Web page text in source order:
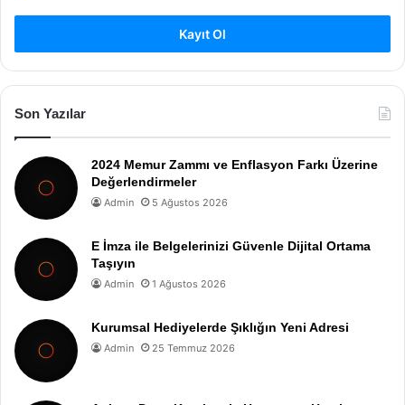
Kayıt Ol
Son Yazılar
2024 Memur Zammı ve Enflasyon Farkı Üzerine
Değerlendirmeler
Admin 5 Ağustos 2026
E İmza ile Belgelerinizi Güvenle Dijital Ortama
Taşıyın
Admin 1 Ağustos 2026
Kurumsal Hediyelerde Şıklığın Yeni Adresi
Admin 25 Temmuz 2026